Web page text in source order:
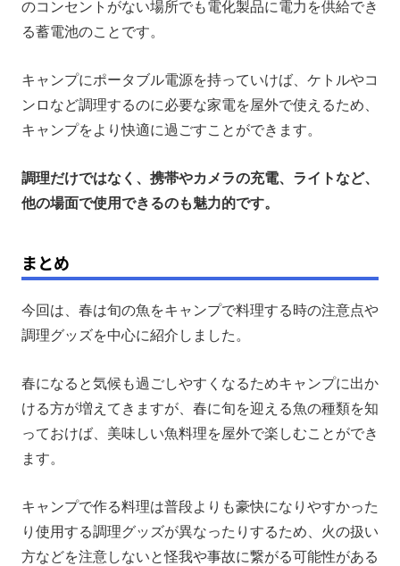
のコンセントがない場所でも電化製品に電力を供給でき
る蓄電池のことです。
キャンプにポータブル電源を持っていけば、ケトルやコ
ンロなど調理するのに必要な家電を屋外で使えるため、
キャンプをより快適に過ごすことができます。
調理だけではなく、携帯やカメラの充電、ライトなど、
他の場面で使用できるのも魅力的です。
まとめ
今回は、春は旬の魚をキャンプで料理する時の注意点や
調理グッズを中心に紹介しました。
春になると気候も過ごしやすくなるためキャンプに出か
ける方が増えてきますが、春に旬を迎える魚の種類を知
っておけば、美味しい魚料理を屋外で楽しむことができ
ます。
キャンプで作る料理は普段よりも豪快になりやすかった
り使用する調理グッズが異なったりするため、火の扱い
方などを注意しないと怪我や事故に繋がる可能性がある